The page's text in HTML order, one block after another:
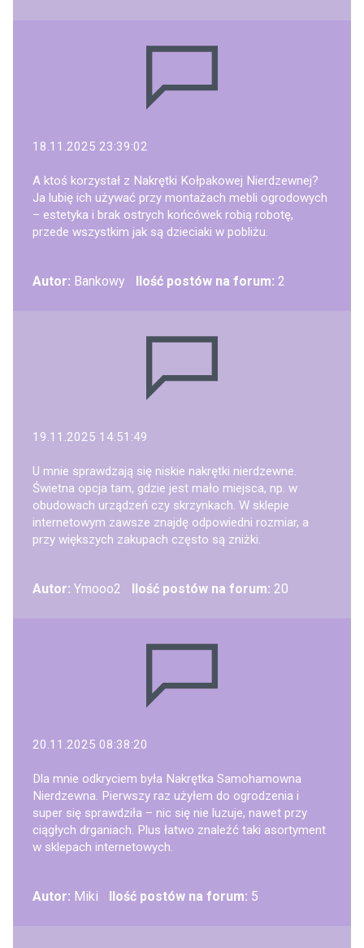
18.11.2025 23:39:02
A ktoś korzystał z Nakrętki Kołpakowej Nierdzewnej?
Ja lubię ich używać przy montażach mebli ogrodowych
– estetyka i brak ostrych końcówek robią robotę,
przede wszystkim jak są dzieciaki w pobliżu.
Autor: Bankowy Ilość postów na forum: 2
19.11.2025 14:51:49
U mnie sprawdzają się niskie nakrętki nierdzewne.
Świetna opcja tam, gdzie jest mało miejsca, np. w
obudowach urządzeń czy skrzynkach. W sklepie
internetowym zawsze znajdę odpowiedni rozmiar, a
przy większych zakupach często są zniżki.
Autor: Ymooo2 Ilość postów na forum: 20
20.11.2025 08:38:20
Dla mnie odkryciem była Nakrętka Samohamowna
Nierdzewna. Pierwszy raz użyłem do ogrodzenia i
super się sprawdziła – nic się nie luzuje, nawet przy
ciągłych drganiach. Plus łatwo znaleźć taki asortyment
w sklepach internetowych.
Autor: Miki Ilość postów na forum: 5